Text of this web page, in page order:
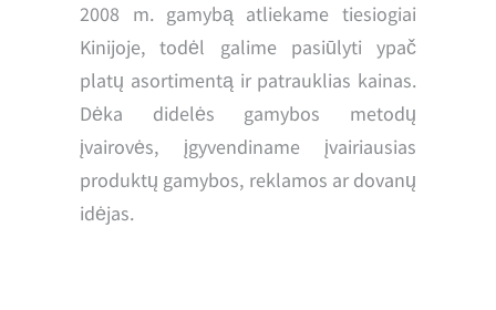
2008 m. gamybą atliekame tiesiogiai
Kinijoje, todėl galime pasiūlyti ypač
platų asortimentą ir patrauklias kainas.
Dėka didelės gamybos metodų
įvairovės, įgyvendiname įvairiausias
produktų gamybos, reklamos ar dovanų
idėjas.